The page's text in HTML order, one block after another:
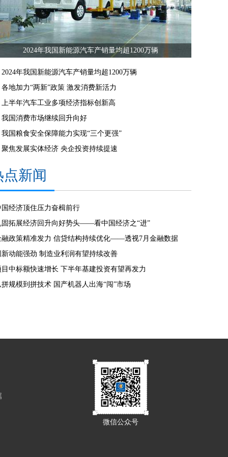
2024年我国新能源汽车产销量均超1200万辆
2024年我国新能源汽车产销量均超1200万辆
各地加力“两新”政策 激发消费新活力
上半年汽车工业多项经济指标创新高
我国消费市场继续回升向好
我国粮食安全保障能力实现“三个更强”
聚焦发展实体经济 央企投资持续提速
点新闻
国经济顶住压力奋楫前行
固拓展经济回升向好势头——看中国经济之“进”
融政策精准发力 信贷结构持续优化——透视7月金融数据
新动能强劲 制造业利润有望持续改善
目中标额快速增长 下半年基建投资有望再发力
拼规模到拼技术 国产机器人出海“闯”市场
微信公众号